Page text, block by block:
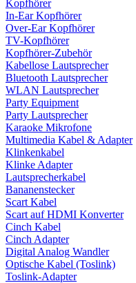
Kopfhörer
In-Ear Kopfhörer
Over-Ear Kopfhörer
TV-Kopfhörer
Kopfhörer-Zubehör
Kabellose Lautsprecher
Bluetooth Lautsprecher
WLAN Lautsprecher
Party Equipment
Party Lautsprecher
Karaoke Mikrofone
Multimedia Kabel & Adapter
Klinkenkabel
Klinke Adapter
Lautsprecherkabel
Bananenstecker
Scart Kabel
Scart auf HDMI Konverter
Cinch Kabel
Cinch Adapter
Digital Analog Wandler
Optische Kabel (Toslink)
Toslink-Adapter